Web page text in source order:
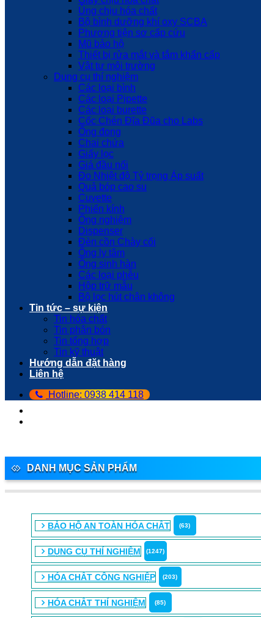
Ủng chịu hóa chất
Bộ bình dưỡng khí oxy SCBA
Phương tiện sơ cấp cứu
Mũ bảo hộ
Thiết bị rửa mắt và tắm khẩn cấp
Vật tư môi trường
Dụng cụ thí nghiệm
Các loại bình
Các loại Pipette
Các loại burette
Cốc Chén Đĩa Đũa cho Labs
Ống đong
Chai chứa
Giấy lọc
Giá đầu nối
Đo Nhiệt độ Tỷ trọng Áp suất
Quả bóp cao su
Cuvette
Phiến kính
Ống nghiệm
Dispenser
Đèn cồn Chày cối
Ống ly tâm
Ống sinh hàn
Các loại phễu
Hộp trữ mẫu
Bộ lọc hút chân không
Tin tức – sự kiện
Tin hóa chất
Tin phân bón
Tin tổng hợp
Tin kỹ thuật
Hướng dẫn đặt hàng
Liên hệ
Hotline: 0938 414 118
DANH MỤC SẢN PHẨM
BẢO HỘ AN TOÀN HÓA CHẤT (63)
DỤNG CỤ THÍ NGHIỆM (1247)
HÓA CHẤT CÔNG NGHIỆP (203)
HÓA CHẤT THÍ NGHIỆM (85)